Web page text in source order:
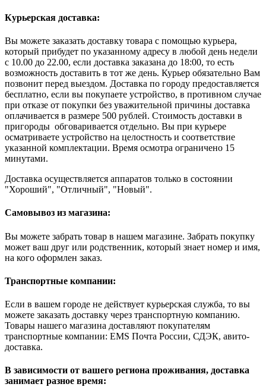
Курьерская доставка:
Вы можете заказать доставку товара с помощью курьера,
который прибудет по указанному адресу в любой день недели
с 10.00 до 22.00, если доставка заказана до 18:00, то есть
возможность доставить в тот же день. Курьер обязательно Вам
позвонит перед выездом. Доставка по городу предоставляется
бесплатно, если вы покупаете устройство, в противном случае
при отказе от покупки без уважительной причины доставка
оплачивается в размере 500 рублей. Стоимость доставки в
пригороды обговаривается отдельно. Вы при курьере
осматриваете устройство на целостность и соответствие
указанной комплектации. Время осмотра ограничено 15
минутами.
Доставка осуществляется аппаратов только в состоянии
"Хороший", "Отличный", "Новый".
Самовывоз из магазина:
Вы можете забрать товар в нашем магазине. Забрать покупку
может ваш друг или родственник, который знает номер и имя,
на кого оформлен заказ.
Транспортные компании:
Если в вашем городе не действует курьерская служба, то вы
можете заказать доставку через транспортную компанию.
Товары нашего магазина доставляют покупателям
транспортные компании: EMS Почта России, СДЭК, авито-
доставка.
В зависимости от вашего региона проживания, доставка
занимает разное время: